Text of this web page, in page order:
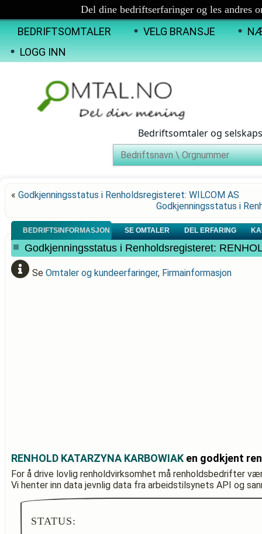
Del dine bedriftserfaringer og les andres
BEDRIFTSOMTALER VELG BRANSJE
LOGG INN
Bedriftsomtaler og
« Godkjenningsstatus i Renholdsregisteret: WILCOM AS
Godkjenningsstatus i
BEDRIFTSINFORMASJON SE OMTALER DEL ERFARING
Godkjenningsstatus i Renholdsregisteret:
Se Omtaler og kundeerfaringer, Firmainformasjon
RENHOLD KATARZYNA KARBOWIAK en godkjent
For å drive lovlig renholdvirksomhet må renholdsbedrifter
Vi henter inn data jevnlig data fra arbeidstilsynets API og
STATUS: